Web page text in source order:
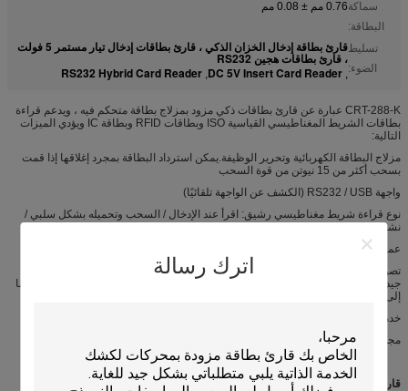
اترك رسالة
سماكة
البطاقة:
0.76 مم ± 0.08 مم
تسليط
الضوء:
قارئ بطاقة إدخال الخزان الذكي ، قارئ بطاقات إدخال تيار مستمر 5 فولت
، قارئ بطاقات هجين RS232
,
DC 5V Insert Card Reader
,
RS232 Hybrid Card Reader
CRT-288-K عبارة عن قارئ بطاقات ذكي مزود بمزلاج بطاقة متحكم فيه ، ويدعم قراءة
بطاقات الشريط المغناطيسي القياسية ISO وبطاقات RFID وبطاقة IC ويؤدي الميزات
التالية:
مزلاج البطاقة الكهربائية وتحرير الوظيفة.يمكن استرداد البطاقة بمجرد إغلاقها إذا قمت
بسحب أكثر من 15 نيوتن من قوة السحب
واجهة RS232 / USB (الكشف عن الواجهة تلقائيًا)
نوع قراءة شريط مغناطيسي رشيق: اقرأ عند الإدخال / السحب وتحميله بشكل سلبي /
نشط
عمر طويل (500000 مرة)
تصور الصناعة ، السطح الذي يتعامل مع الطلاء المحمص ، التكعيبات والتعفن بشكل
جيد.كن مناسبًا لجميع أنواع البيئة السيئة ، مثل الغبار المرتفع والمنخفض والهريسي ، وما
إلى ذلك.
خدمات التخصيص
مجموعة متنوعة من خيارات الإطار وخيارات PSAM
قارئ البطاقة الذكية مواصفات المنتج CRT-288-K